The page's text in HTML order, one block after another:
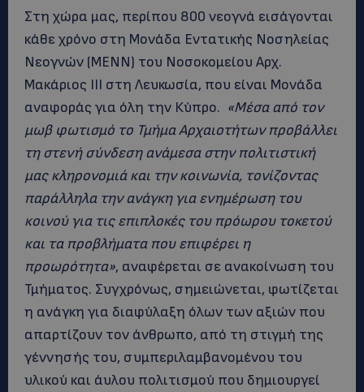
Στη χώρα μας, περίπου 800 νεογνά εισάγονται
κάθε χρόνο στη Μονάδα Εντατικής Νοσηλείας
Νεογνών (ΜΕΝΝ) του Νοσοκομείου Αρχ.
Μακάριος ΙΙΙ στη Λευκωσία, που είναι Μονάδα
αναφοράς για όλη την Κύπρο. «Μέσα από τον
μωβ φωτισμό το Τμήμα Αρχαιοτήτων προβάλλει
τη στενή σύνδεση ανάμεσα στην πολιτιστική
μας κληρονομιά και την κοινωνία, τονίζοντας
παράλληλα την ανάγκη για ενημέρωση του
κοινού για τις επιπλοκές του πρόωρου τοκετού
και τα προβλήματα που επιφέρει η
προωρότητα», αναφέρεται σε ανακοίνωση του
Τμήματος. Συγχρόνως, σημειώνεται, φωτίζεται
η ανάγκη για διαφύλαξη όλων των αξιών που
απαρτίζουν τον άνθρωπο, από τη στιγμή της
γέννησής του, συμπεριλαμβανομένου του
υλικού και άυλου πολιτισμού που δημιουργεί